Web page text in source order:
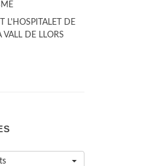
L'HOSPITALET DE
VALL DE LLORS